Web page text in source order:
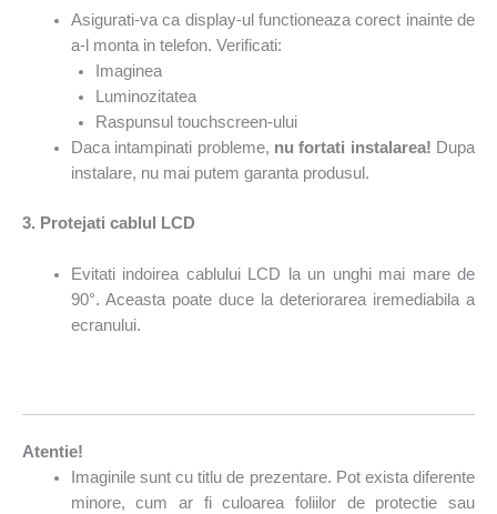
Asigurati-va ca display-ul functioneaza corect inainte de
a-l monta in telefon. Verificati:
Imaginea
Luminozitatea
Raspunsul touchscreen-ului
Daca intampinati probleme, nu fortati instalarea! Dupa
instalare, nu mai putem garanta produsul.
3. Protejati cablul LCD
Evitati indoirea cablului LCD la un unghi mai mare de
90°. Aceasta poate duce la deteriorarea iremediabila a
ecranului.
Atentie!
Imaginile sunt cu titlu de prezentare. Pot exista diferente
minore, cum ar fi culoarea foliilor de protectie sau